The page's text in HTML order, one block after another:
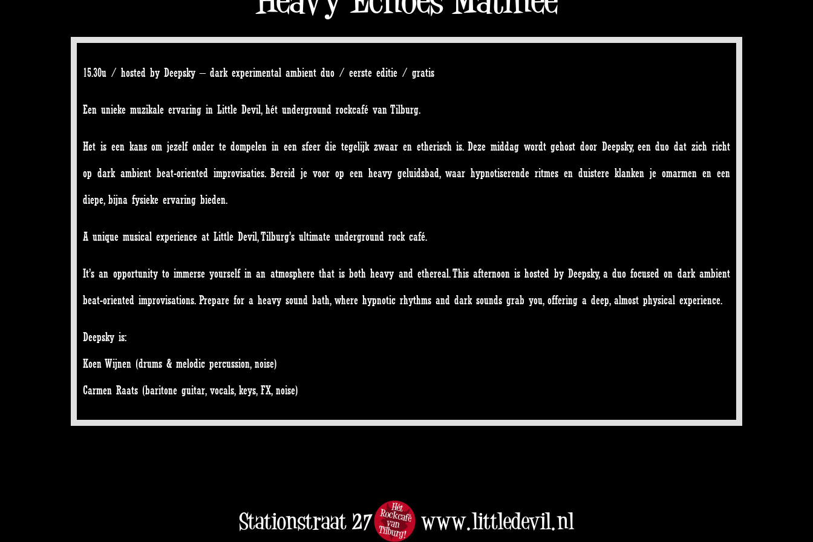
15.30u / hosted by Deepsky – dark experimental ambient duo / eerste editie / gratis
Een unieke muzikale ervaring in Little Devil, hét underground rockcafé van Tilburg.
Het is een kans om jezelf onder te dompelen in een sfeer die tegelijk zwaar en etherisch is. Deze middag wordt gehost door Deepsky, een duo dat zich richt
op dark ambient beat-oriented improvisaties. Bereid je voor op een heavy geluidsbad, waar hypnotiserende ritmes en duistere klanken je omarmen en een
diepe, bijna fysieke ervaring bieden.
A unique musical experience at Little Devil, Tilburg’s ultimate underground rock café.
It’s an opportunity to immerse yourself in an atmosphere that is both heavy and ethereal. This afternoon is hosted by Deepsky, a duo focused on dark ambient
beat-oriented improvisations. Prepare for a heavy sound bath, where hypnotic rhythms and dark sounds grab you, offering a deep, almost physical experience.
Deepsky is:
Koen Wijnen (drums & melodic percussion, noise)
Carmen Raats (baritone guitar, vocals, keys, FX, noise)
Stationstraat 27 www.littledevil.nl